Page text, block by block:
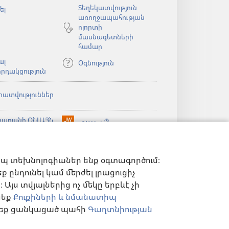
տեխնոլոգիաներ ենք օգտագործում։
կամ մերժել լրացուցիչ
տվյալներից ոչ մեկը երբևէ չի
Քուքիների և նմանատիպ
եք ցանկացած պահի Գաղտնիության
Տեղեկատվություն
առողջապահության
ոլորտի
մասնագետների
համար
Օգնություն
ՕՆԼԱՅՆ
JW Hub®
պատուհան)